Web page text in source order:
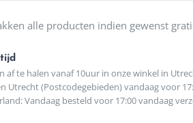
alle producten indien gewenst
af te halen vanaf 10uur in onze winkel in
Utrecht (Postcodegebieden) vandaag voor
Vandaag besteld voor 17:00 vandaag